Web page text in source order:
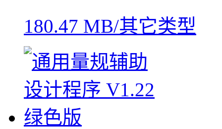
180.47 MB/其它类型